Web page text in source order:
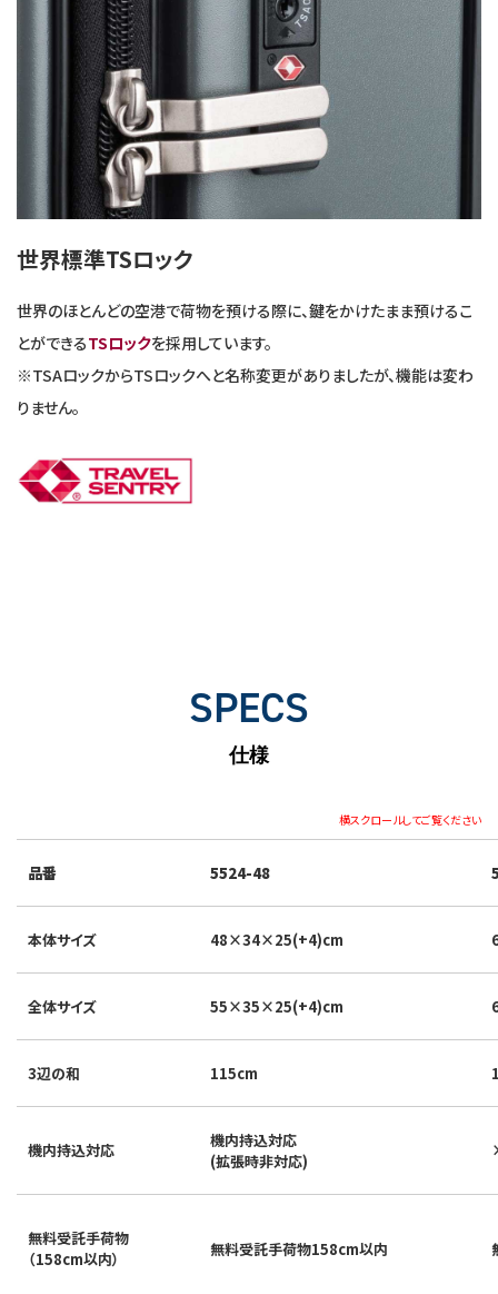
世界標準TSロック
世界のほとんどの空港で荷物を預ける際に、鍵をかけたまま預けるこ
とができるTSロックを採用しています。
※TSAロックからTSロックへと名称変更がありましたが、機能は変わ
りません。
SPECS
仕様
横スクロールしてご覧ください
品番 5524-48
本体サイズ 48×34×25(+4)cm
全体サイズ 55×35×25(+4)cm
3辺の和 115cm
機内持込対応
機内持込対応
(拡張時非対応)
無料受託手荷物
（158cm以内）
無料受託手荷物158cm以内